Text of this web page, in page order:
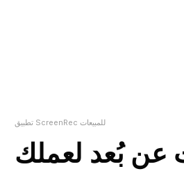
أرسِل رسائل بريد إلكتروني بالفيديو، وقلّل
تطبيق ScreenRec للمبيعات
عن بُعد لعملك